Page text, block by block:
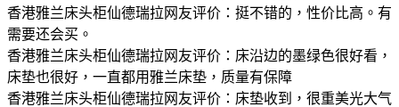
香港雅兰床头柜仙德瑞拉网友评价：挺不错的，性价比高。有
需要还会买。
香港雅兰床头柜仙德瑞拉网友评价：床沿边的墨绿色很好看，
床垫也很好，一直都用雅兰床垫，质量有保障
香港雅兰床头柜仙德瑞拉网友评价：床垫收到，很重美光大气